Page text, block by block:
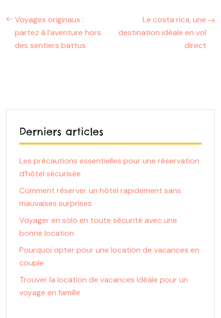
Voyages originaux :
partez à l’aventure hors
des sentiers battus
Le costa rica, une
destination idéale en vol
direct
Derniers articles
Les précautions essentielles pour une réservation
d’hôtel sécurisée
Comment réserver un hôtel rapidement sans
mauvaises surprises
Voyager en solo en toute sécurité avec une
bonne location
Pourquoi opter pour une location de vacances en
couple
Trouver la location de vacances idéale pour un
voyage en famille